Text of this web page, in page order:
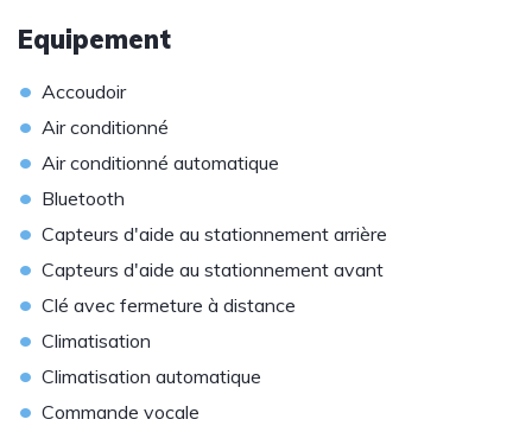
Equipement
• Accoudoir
• Air conditionné
• Air conditionné automatique
• Bluetooth
• Capteurs d'aide au stationnement arrière
• Capteurs d'aide au stationnement avant
• Clé avec fermeture à distance
• Climatisation
• Climatisation automatique
• Commande vocale